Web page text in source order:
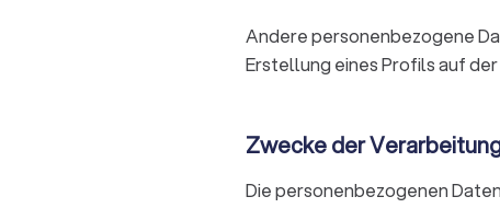
Andere personenbezogene
Erstellung eines Profils auf
Zwecke der
Die personenbezogenen